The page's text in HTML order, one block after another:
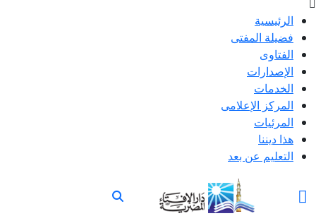
الرئيسية
فضيلة المفتى
الفتاوى
الإصدارات
الخدمات
المركز الإعلامى
المرئيات
هذا ديننا
التعليم عن بعد